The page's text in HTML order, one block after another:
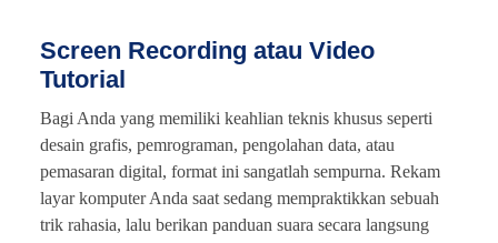
Screen Recording atau Video
Tutorial
Bagi Anda yang memiliki keahlian teknis khusus seperti
desain grafis, pemrograman, pengolahan data, atau
pemasaran digital, format ini sangatlah sempurna. Rekam
layar komputer Anda saat sedang mempraktikkan sebuah
trik rahasia, lalu berikan panduan suara secara langsung